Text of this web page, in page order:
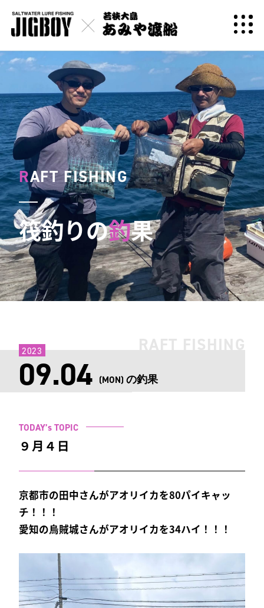
RAFT FISHING
筏釣りの釣果
RAFT FISHING
09.04 (MON) の釣果
2023
TODAY’s TOPIC
９月４日
京都市の田中さんがアオリイカを80パイキャッ
チ！！！
愛知の烏賊城さんがアオリイカを34ハイ！！！